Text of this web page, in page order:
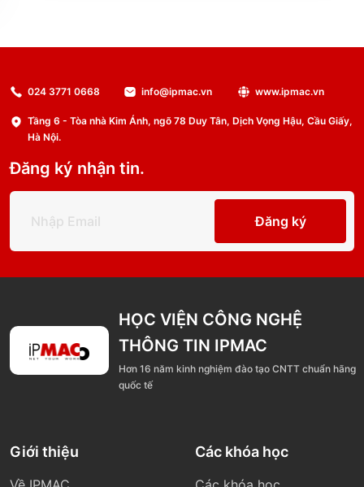
024 3771 0668 info@ipmac.vn www.ipmac.vn
Tầng 6 - Tòa nhà Kim Ánh, ngõ 78 Duy Tân, Dịch Vọng Hậu, Cầu Giấy,
Hà Nội.
Đăng ký nhận tin.
Đăng ký
HỌC VIỆN CÔNG NGHỆ
THÔNG TIN IPMAC
Hơn 16 năm kinh nghiệm đào tạo CNTT chuẩn hãng
quốc tế
Giới thiệu Các khóa học